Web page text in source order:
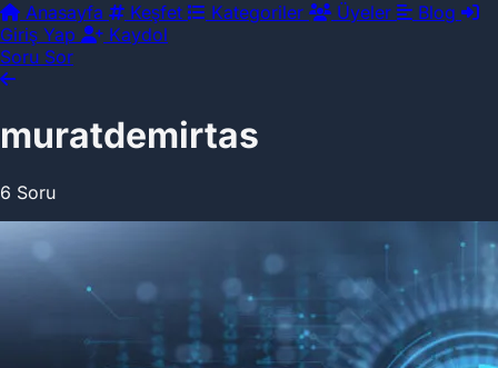
Anasayfa Keşfet Kategoriler Üyeler
Blog
Giriş Yap
Kaydol
Soru Sor
muratdemirtas
6 Soru